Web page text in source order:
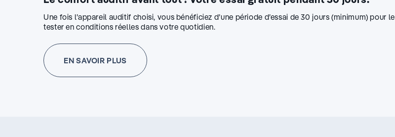
Une fois l’appareil auditif choisi, vous bénéficiez d’une période d’essai de 30 jours (minimum) pour le
tester en conditions réelles dans votre quotidien.
EN SAVOIR PLUS